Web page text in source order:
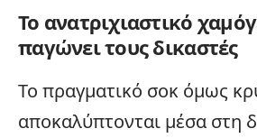
Το ανατριχιαστικό
παγώνει τους δικαστές
Το πραγματικό σοκ όμως
αποκαλύπτονται μέσα στη